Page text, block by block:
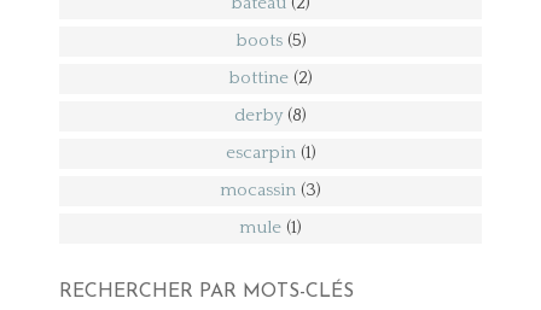
boots (5)
bottine (2)
derby (8)
escarpin (1)
mocassin (3)
mule (1)
RECHERCHER PAR MOTS-CLÉS